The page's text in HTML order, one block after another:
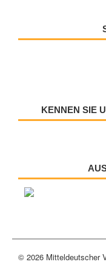
KENNEN SIE
© 2026 Mitteldeutscher